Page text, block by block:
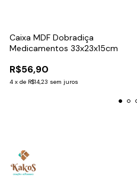
Caixa MDF Dobradiça
Medicamentos 33x23x15cm
R$56,90
4 x de R$14,23 sem juros